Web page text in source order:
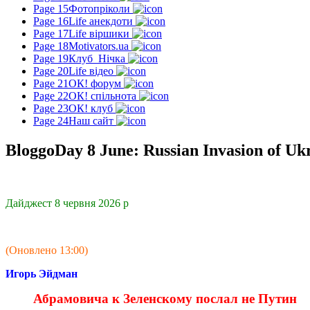
Page 15Фотопріколи
Page 16Life анекдоти
Page 17Life віршики
Page 18Motivators.ua
Page 19Клуб_Нічка
Page 20Life відео
Page 21ОК! форум
Page 22ОК! спільнота
Page 23ОК! клуб
Page 24Наш сайт
BloggoDay 8 June: Russian Invasion of
Дайджест 8 червня 2026 р
(Оновлено 13:00)
Игорь Эйдман
Абрамовича к Зеленскому послал не Путин